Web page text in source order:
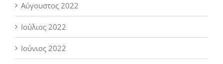
Αύγουστος 2022
Ιούλιος 2022
Ιούνιος 2022